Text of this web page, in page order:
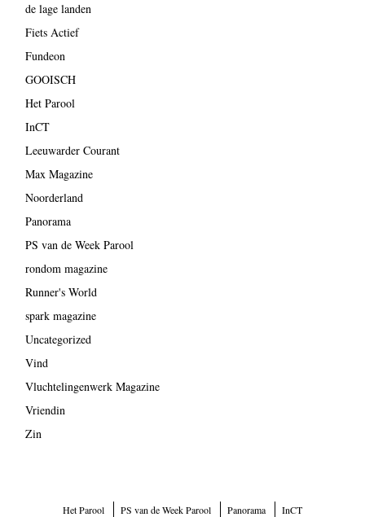
de lage landen
Fiets Actief
Fundeon
GOOISCH
Het Parool
InCT
Leeuwarder Courant
Max Magazine
Noorderland
Panorama
PS van de Week Parool
rondom magazine
Runner's World
spark magazine
Uncategorized
Vind
Vluchtelingenwerk Magazine
Vriendin
Zin
Het Parool PS van de Week Parool Panorama InCT